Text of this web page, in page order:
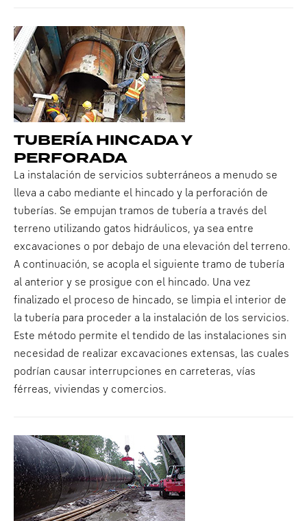
TUBERÍA HINCADA Y
PERFORADA
La instalación de servicios subterráneos a menudo se
lleva a cabo mediante el hincado y la perforación de
tuberías. Se empujan tramos de tubería a través del
terreno utilizando gatos hidráulicos, ya sea entre
excavaciones o por debajo de una elevación del terreno.
A continuación, se acopla el siguiente tramo de tubería
al anterior y se prosigue con el hincado. Una vez
finalizado el proceso de hincado, se limpia el interior de
la tubería para proceder a la instalación de los servicios.
Este método permite el tendido de las instalaciones sin
necesidad de realizar excavaciones extensas, las cuales
podrían causar interrupciones en carreteras, vías
férreas, viviendas y comercios.